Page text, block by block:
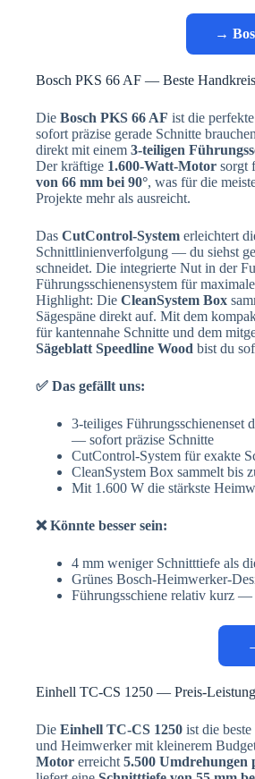
→
Bosch PKS 66 AF — Beste
Die Bosch PKS 66 AF ist die
sofort präzise gerade Schnitte
direkt mit einem 3-teiligen
Der kräftige 1.600-Watt-Motor sorgt
von 66 mm bei 90°, was für die
Projekte mehr als ausreicht.
Das CutControl-System erleichtert
Schnittlinienverfolgung — du siehst
schneidet. Die integrierte Nut in der
Führungsschienensystem für
Highlight: Die CleanSystem Box
Sägespäne direkt auf. Mit dem
für kantennahe Schnitte und dem
Sägeblatt Speedline Wood bist du
✅ Das gefällt uns:
3-teiliges Führungsschienenset
— sofort präzise Schnitte
CutControl-System für exakte
CleanSystem Box sammelt bis
Mit 1.600 W die stärkste
❌ Könnte besser sein:
4 mm weniger Schnitttiefe als
Grünes Bosch-Heimwerker-
Führungsschiene relativ kurz —
Einhell TC-CS 1250 — Preis-
Die Einhell TC-CS 1250 ist die
und Heimwerker mit kleinerem
Motor erreicht 5.500 Umdrehungen